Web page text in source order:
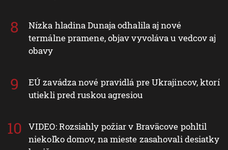
Nízka hladina Dunaja odhalila aj nové
termálne pramene, objav vyvoláva u vedcov aj
obavy
EÚ zavádza nové pravidlá pre Ukrajincov, ktorí
utiekli pred ruskou agresiou
VIDEO: Rozsiahly požiar v Braväcove pohltil
niekoľko domov, na mieste zasahovali desiatky